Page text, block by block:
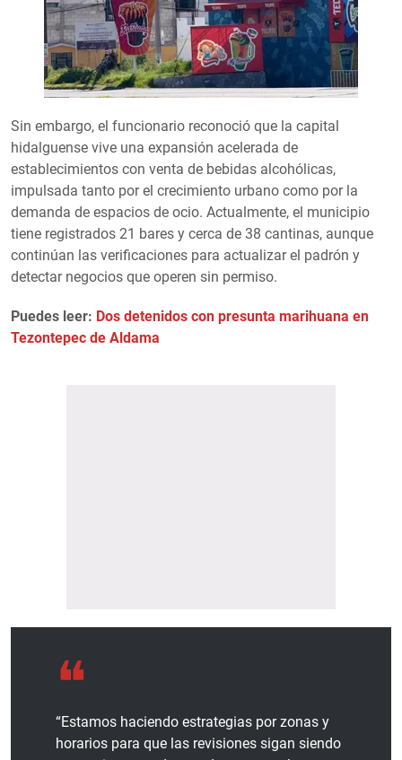
Sin embargo, el funcionario reconoció que la capital
hidalguense vive una expansión acelerada de
establecimientos con venta de bebidas alcohólicas,
impulsada tanto por el crecimiento urbano como por la
demanda de espacios de ocio. Actualmente, el municipio
tiene registrados 21 bares y cerca de 38 cantinas, aunque
continúan las verificaciones para actualizar el padrón y
detectar negocios que operen sin permiso.
Puedes leer: Dos detenidos con presunta marihuana en
Tezontepec de Aldama
“Estamos haciendo estrategias por zonas y
horarios para que las revisiones sigan siendo